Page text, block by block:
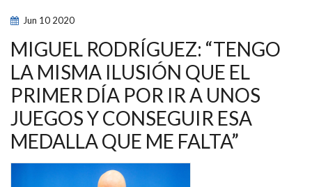
ME
SENTÍ
UNO
MÁS
Y
ME
ENAMORÉ
DE
DEPORTE"
Jun 10 2020
MIGUEL RODRÍGUEZ: “TENGO
LA MISMA ILUSIÓN QUE EL
PRIMER DÍA POR IR A UNOS
JUEGOS Y CONSEGUIR ESA
MEDALLA QUE ME FALTA”